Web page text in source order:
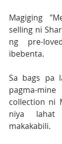
Magiging
selling ni
ng pre-
ibebenta.
Sa bags pa
pagma-
collection ni
niya lahat
makakabili.